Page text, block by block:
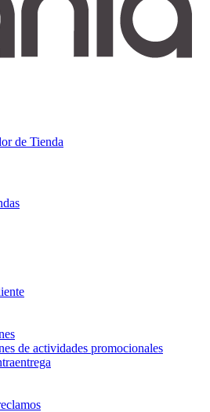
de Tienda
de actividades promocionales